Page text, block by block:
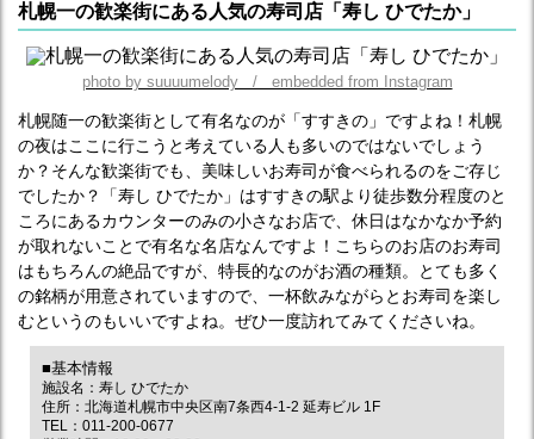
札幌一の歓楽街にある人気の寿司店「寿し ひでたか」
photo by suuuumelody / embedded from Instagram
札幌随一の歓楽街として有名なのが「すすきの」ですよね！札幌
の夜はここに行こうと考えている人も多いのではないでしょう
か？そんな歓楽街でも、美味しいお寿司が食べられるのをご存じ
でしたか？「寿し ひでたか」はすすきの駅より徒歩数分程度のと
ころにあるカウンターのみの小さなお店で、休日はなかなか予約
が取れないことで有名な名店なんですよ！こちらのお店のお寿司
はもちろんの絶品ですが、特長的なのがお酒の種類。とても多く
の銘柄が用意されていますので、一杯飲みながらとお寿司を楽し
むというのもいいですよね。ぜひ一度訪れてみてくださいね。
■基本情報
施設名：寿し ひでたか
住所：北海道札幌市中央区南7条西4-1-2 延寿ビル 1F
TEL：011-200-0677